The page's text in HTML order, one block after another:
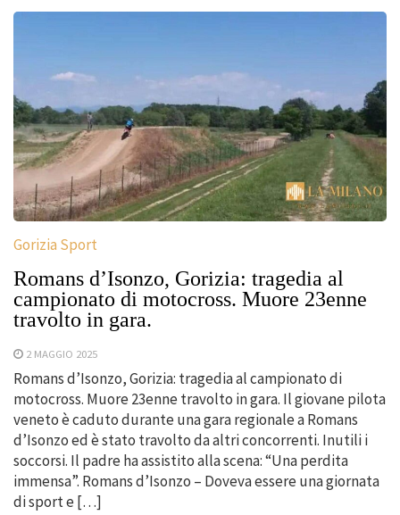
Gorizia Sport
Romans d’Isonzo, Gorizia: tragedia al
campionato di motocross. Muore 23enne
travolto in gara.
2 MAGGIO 2025
Romans d’Isonzo, Gorizia: tragedia al campionato di
motocross. Muore 23enne travolto in gara. Il giovane pilota
veneto è caduto durante una gara regionale a Romans
d’Isonzo ed è stato travolto da altri concorrenti. Inutili i
soccorsi. Il padre ha assistito alla scena: “Una perdita
immensa”. Romans d’Isonzo – Doveva essere una giornata
di sport e […]